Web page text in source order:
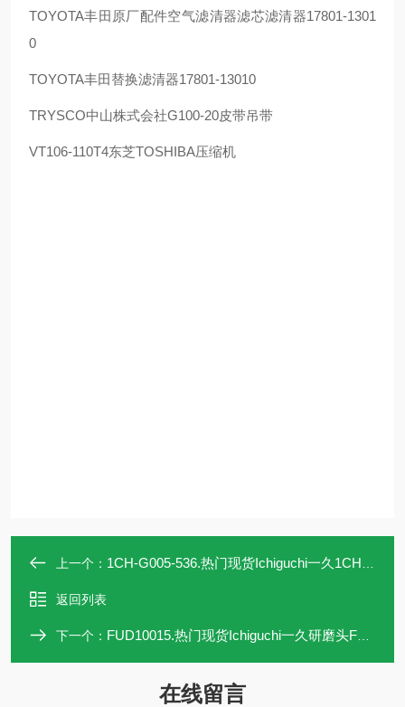
TOYOTA丰田原厂配件空气滤清器滤芯滤清器17801-1301
0
TOYOTA丰田替换滤清器17801-13010
TRYSCO中山株式会社G100-20皮带吊带
VT106-110T4东芝TOSHIBA压缩机
上一个： 1CH-G005-536.热门现货Ichiguchi一久1CH-G005-536研磨头
返回列表
下一个： FUD10015.热门现货Ichiguchi一久研磨头FUD10015
在线留言